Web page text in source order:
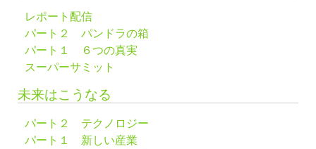
レポート配信
パート２ パンドラの箱
パート１ ６つの真実
スーパーサミット
未来はこうなる
パート２ テクノロジー
パート１ 新しい産業